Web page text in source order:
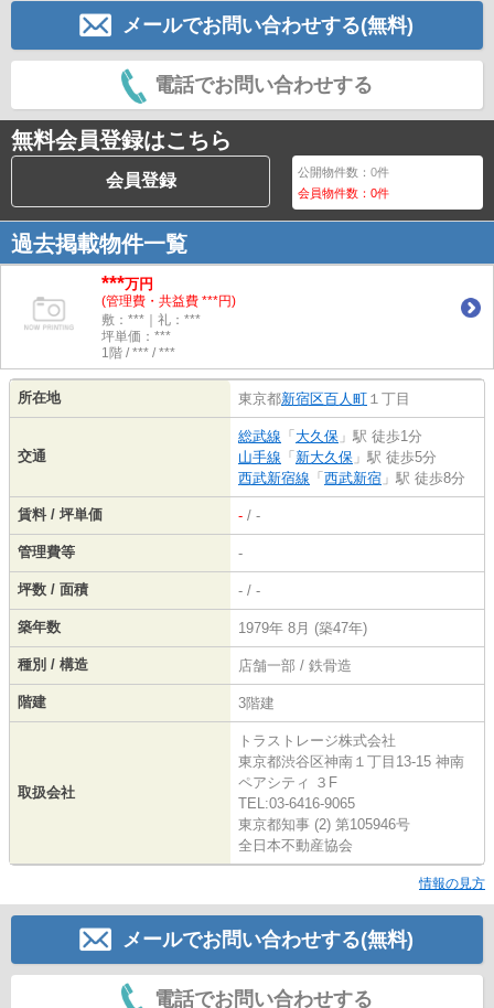
メールでお問い合わせする(無料)
電話でお問い合わせする
無料会員登録はこちら
会員登録 公開物件数：0件
会員物件数：0件
過去掲載物件一覧
***万円
(管理費・共益費 ***円)
敷：***｜礼：***
坪単価：***
1階 / *** / ***
所在地 東京都新宿区百人町 １丁目
交通
総武線 「 大久保 」駅 徒歩1分
山手線 「 新大久保 」駅 徒歩5分
西武新宿線 「 西武新宿 」駅 徒歩8分
賃料 / 坪単価 - / -
管理費等 -
坪数 / 面積 - / -
築年数 1979年 8月 (築47年)
種別 / 構造 店舗一部 / 鉄骨造
階建 3階建
取扱会社
トラストレージ株式会社
東京都渋谷区神南１丁目13-15 神南
ペアシティ ３F
TEL:03-6416-9065
東京都知事 (2) 第105946号
全日本不動産協会
情報の見方
メールでお問い合わせする(無料)
電話でお問い合わせする